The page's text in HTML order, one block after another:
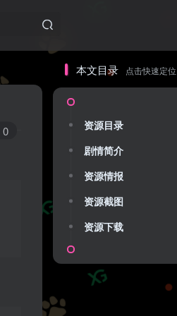
0
本文目录 点击快速定位
资源目录
剧情简介
资源情报
资源截图
资源下载
本文目录 点击快速定位
资源目录
剧情简介
资源情报
资源截图
资源下载